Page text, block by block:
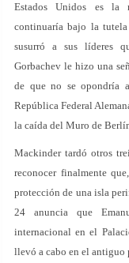
Estados Unidos es la
continuaría bajo la tutela
susurró a sus líderes
Gorbachev le hizo una
de que no se opondría
República Federal
la caída del Muro de
Mackinder tardó otros
reconocer finalmente
protección de una isla
24 anuncia que
internacional en el
llevó a cabo en el antiguo